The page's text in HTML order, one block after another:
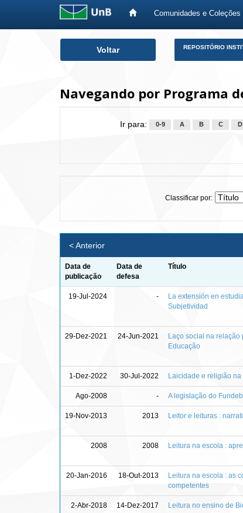
Comunidades e Coleções
Voltar REPOSITÓRIO
Navegando por Programa
Ir para: 0-9 A B C D
Classificar por:
< Anterior
Data de
publicação
Data de
defesa
Título
19-Jul-2024 -
La extensión en
Subjetividad
29-Dez-2021 24-Jun-2021
Laço social na relação
Educação
1-Dez-2022 30-Jul-2022 Laicidade e religião
Ago-2008 - A legislação do Fundeb
19-Nov-2013 2013 Leitor e leituras :
2008 2008 Leitura na escola :
20-Jan-2016 18-Out-2013
Leitura na escola : as
competentes
2-Abr-2018 14-Dez-2017 Leitura no ensino de